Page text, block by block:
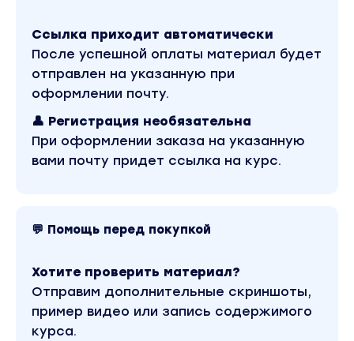
Ссылка приходит автоматически
После успешной оплаты материал будет
отправлен на указанную при
оформлении почту.
👤 Регистрация необязательна
При оформлении заказа на указанную
вами почту придет ссылка на курс.
💬 Помощь перед покупкой
Хотите проверить материал?
Отправим дополнительные скриншоты,
пример видео или запись содержимого
курса.